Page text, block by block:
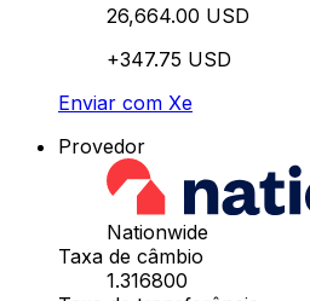
26,664.00 USD
+347.75 USD
Enviar com Xe
Provedor
Nationwide
Taxa de câmbio
1.316800